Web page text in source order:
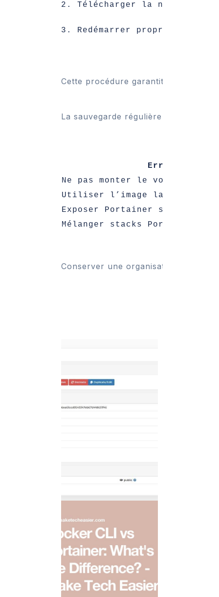
Télécharger la nouvelle
Redémarrer proprement
Cette procédure garantit que les
La sauvegarde régulière du volume
Erreur
Ne pas monter le volume /data
Utiliser l’image latest
Exposer Portainer sans
Mélanger stacks Portainer et
Conserver une organisation stricte